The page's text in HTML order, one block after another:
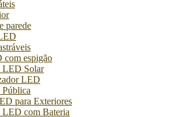
parede
com espigão
LED Solar
LED
para Exteriores
LED com Bateria